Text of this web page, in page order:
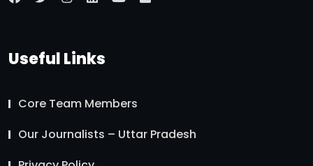
Useful Links
Core Team Members
Our Journalists – Uttar Pradesh